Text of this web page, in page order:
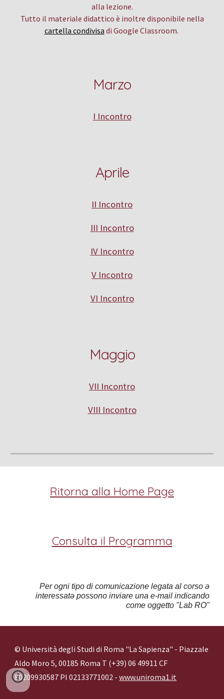
alla lezione.
Tutto il materiale didattico è inoltre disponibile nella
cartella condivisa di Google Classroom.
Marzo
I Incontro
Aprile
II Incontro
III Incontro
IV Incontro
V Incontro
VI Incontro
Maggio
VII Incontro
VIII Incontro
Ritorna alla Home Page
Consulta il Programma
Per ogni tipo di comunicazione legata al corso ə
interessatə possono inviare una e-mail indicando
come oggetto "Lab RO"
© Università degli Studi di Roma "La Sapienza" - Piazzale
Aldo Moro 5, 00185 Roma T (+39) 06 49911 CF
80209930587 PI 02133771002 -www.uniroma1.it